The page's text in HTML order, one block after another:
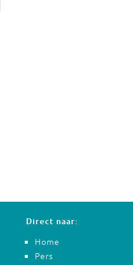
Direct naar:
Home
Pers